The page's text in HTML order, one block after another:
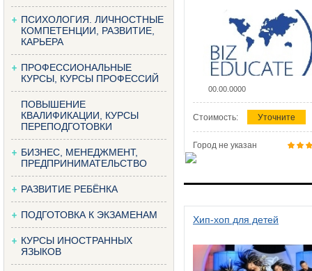
ПСИХОЛОГИЯ. ЛИЧНОСТНЫЕ
КОМПЕТЕНЦИИ, РАЗВИТИЕ,
КАРЬЕРА
ПРОФЕССИОНАЛЬНЫЕ
КУРСЫ, КУРСЫ ПРОФЕССИЙ
ПОВЫШЕНИЕ
КВАЛИФИКАЦИИ, КУРСЫ
ПЕРЕПОДГОТОВКИ
БИЗНЕС, МЕНЕДЖМЕНТ,
ПРЕДПРИНИМАТЕЛЬСТВО
РАЗВИТИЕ РЕБЁНКА
ПОДГОТОВКА К ЭКЗАМЕНАМ
КУРСЫ ИНОСТРАННЫХ
ЯЗЫКОВ
00.00.0000
Стоимость: Уточните
Город не указан
Хип-хоп для детей